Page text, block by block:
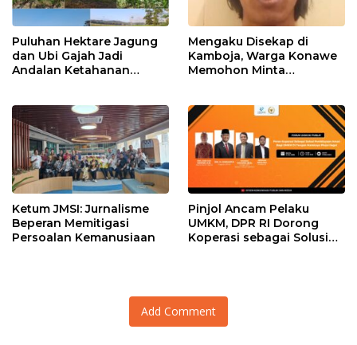
Puluhan Hektare Jagung
dan Ubi Gajah Jadi
Andalan Ketahanan
Mengaku Disekap di
Kamboja, Warga Konawe
Memohon Minta
Ketum JMSI: Jurnalisme
Beperan Memitigasi
Persoalan Kemanusiaan
Pinjol Ancam Pelaku
UMKM, DPR RI Dorong
Koperasi sebagai Solusi
Add Comment